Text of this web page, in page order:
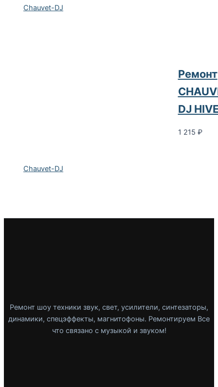
Chauvet-DJ
Chauvet-DJ
Ремонт
DJ
1 215 ₽
Ремонт шоу техники звук, свет, усилители, синтезаторы,
динамики, спецэффекты, магнитофоны. Ремонтируем Все
что связано с музыкой и звуком!